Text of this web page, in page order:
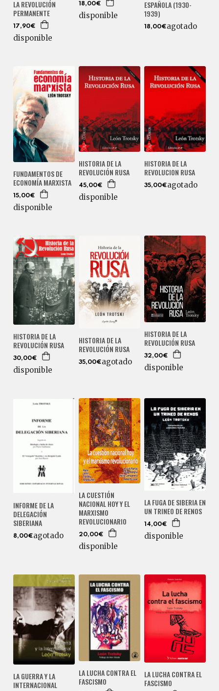
LA REVOLUCIÓN
PERMANENTE
17,90€
disponible
18,00€
disponible
ESPAÑOLA (1930-
1939)
18,00€agotado
FUNDAMENTOS DE
ECONOMÍA MARXISTA
15,00€
disponible
HISTORIA DE LA
REVOLUCIÓN RUSA
45,00€
disponible
HISTORIA DE LA
REVOLUCION RUSA
35,00€agotado
HISTORIA DE LA
REVOLUCIÓN RUSA
30,00€
disponible
HISTORIA DE LA
REVOLUCIÓN RUSA
35,00€agotado
HISTORIA DE LA
REVOLUCIÓN RUSA
32,00€
disponible
INFORME DE LA
DELEGACIÓN
SIBERIANA
8,00€agotado
LA CUESTIÓN
NACIONAL HOY Y EL
MARXISMO
REVOLUCIONARIO
20,00€
disponible
LA FUGA DE SIBERIA EN
UN TRINEO DE RENOS
14,00€
disponible
LA GUERRA Y LA
INTERNACIONAL
LA LUCHA CONTRA EL
FASCISMO
LA LUCHA CONTRA EL
FASCISMO